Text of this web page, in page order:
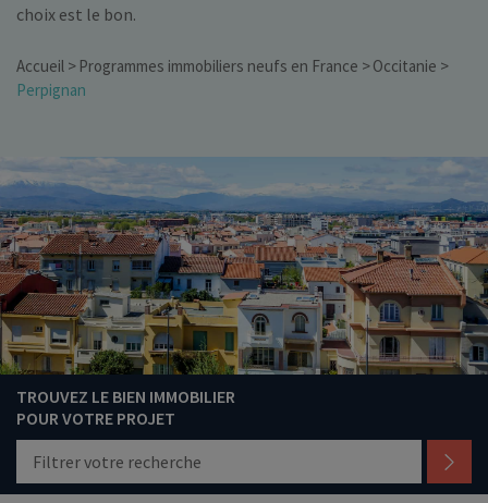
choix est le bon.
Accueil Programmes immobiliers neufs en France
Occitanie
Perpignan
TROUVEZ LE BIEN IMMOBILIER
POUR VOTRE PROJET
Filtrer votre recherche